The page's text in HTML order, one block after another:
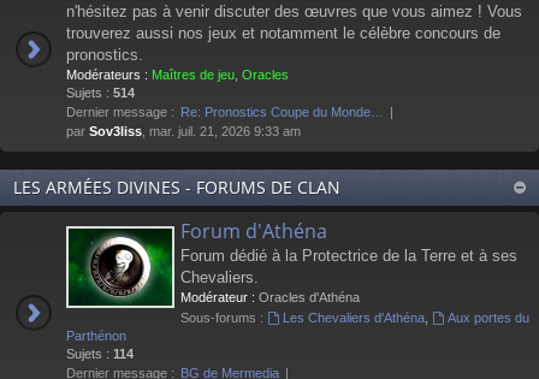
n'hésitez pas à venir discuter des œuvres que vous aimez ! Vous
trouverez aussi nos jeux et notamment le célèbre concours de
pronostics.
Modérateurs : Maîtres de jeu Oracles
Sujets : 514
Dernier message : Re: Pronostics Coupe du Monde…
par Sov3liss , mar. juil. 21, 2026 9:33 am
LES ARMÉES DIVINES - FORUMS DE CLAN
Forum d'Athéna
Forum dédié à la Protectrice de la Terre et à ses
Chevaliers.
Modérateur : Oracles d'Athéna
Sous-forums :
Les Chevaliers d'Athéna,
Aux portes du
Parthénon
Sujets : 114
Dernier message : BG de Mermedia